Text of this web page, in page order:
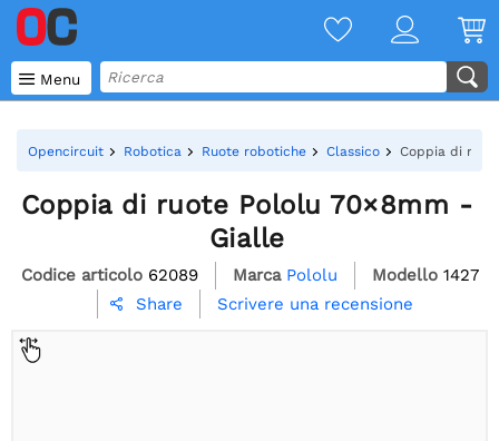
 Menu
Opencircuit Robotica Ruote robotiche Classico Coppia di
Coppia di ruote Pololu 70×8mm -
Gialle
Codice articolo 62089 Marca Pololu Modello 1427
 Share Scrivere una recensione